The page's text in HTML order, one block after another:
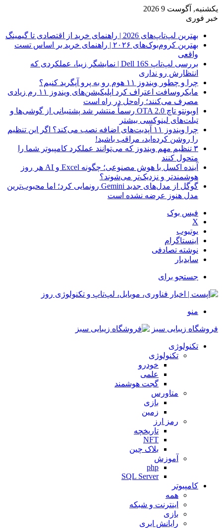
یکشنبه, آگوست 9 2026
خبر فوری
بهترین لپ‌تاپ‌های 2026 | راهنمای خرید از اقتصادی تا گیمینگ
بهترین کروم‌بوک‌های ۲۰۲۶ | راهنمای خرید بر اساس تست
واقعی
بررسی لپ‌تاپ Dell 16S | نمایشگر زیبا، عملکردی که
انتظارش رو نداری
چرا و چطور ویندوز ۱۱ هوم رو به پرو آپگرید کنیم؟
مایکروسافت اعتراف کرد اپلیکیشن‌های ویندوز ۱۱ رم زیادی
مصرف می‌کنند؛ راه‌حل در راه است
اوبونتو تاچ OTA 2.0 رسماً منتشر شد پشتیبانی از گوشی‌ها و
تبلت‌های لینوکسی بیشتر
چرا ویندوز ۱۱ آپدیت‌های اضافه نصب می‌کند؟ اگر این تنظیم
را روشن کرده‌اید، مراقب باشید!
۳ تنظیم مهم ویندوز که می‌توانند عملکرد کامپیوتر شما را
متحول کنند
آینده اکسل با هوش مصنوعی؛ چگونه Excel و AI هر روز
هوشمندتر و نزدیک‌تر می‌شوند؟
گوگل از مدل‌های جدید Gemini رونمایی کرد؛ اما محبوب‌ترین
مدل هنوز عرضه نشده است
فیس بوک
X
یوتیوب
اینستاگرام
نوشته تصادفی
سایدبار
جستجو برای
منو
فروشگاه زیبایی سبز
تکنولوژی
تکنولوژی
خودرو
علمی
گجت هوشمند
متاورس
بازی
زمین
رمز ارز
تاریخچه
NFT
بلاک چین
آموزش
php
SQL Server
کامپیوتر
همه
اینترنت و شبکه
بازی
رایانش ابری